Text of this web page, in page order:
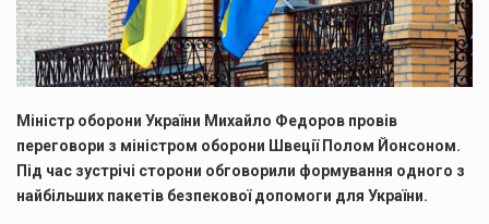
Міністр оборони України Михайло Федоров провів
переговори з міністром оборони Швеції Полом Йонсоном.
Під час зустрічі сторони обговорили формування одного з
найбільших пакетів безпекової допомоги для України.